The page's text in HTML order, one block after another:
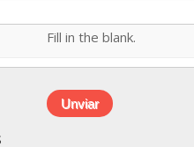
Fill in the blank.